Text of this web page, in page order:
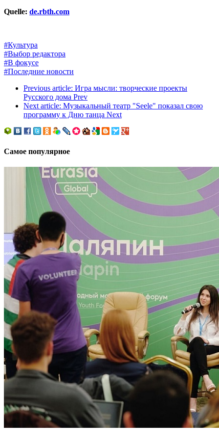
Quelle: de.rbth.com
#Культура
#Выбор редактора
#В фокусе
#Последние новости
Previous article: Игра мысли: творческие проекты
Русского дома Prev
Next article: Музыкальный театр "Seele" показал свою
программу к Дню танца Next
Самое популярное